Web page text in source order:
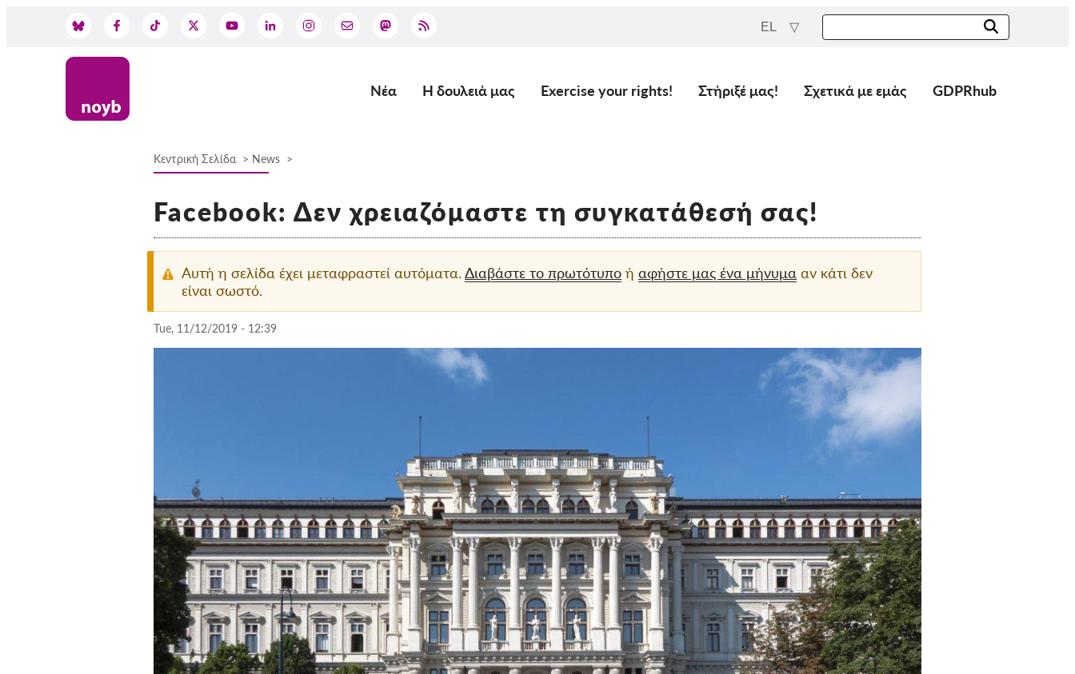
EL
Main
Νέα Η δουλειά μας Exercise your rights! Στήριξέ μας! Σχετικά με εμάς GDPRhub
Κεντρική Σελίδα News
Facebook: Δεν χρειαζόμαστε τη συγκατάθεσή σας!
Αυτή η σελίδα έχει μεταφραστεί αυτόματα. Διαβάστε το πρωτότυπο ή αφήστε μας ένα μήνυμα αν κάτι δεν
είναι σωστό.
Tue, 11/12/2019 - 12:39